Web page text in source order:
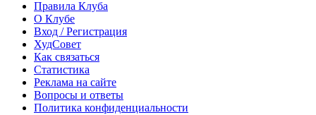
Правила Клуба
О Клубе
Вход / Регистрация
ХудСовет
Как связаться
Статистика
Реклама на сайте
Вопросы и ответы
Политика конфиденциальности